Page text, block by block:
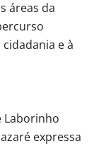
áreas da
e à
Laborinho
expressa